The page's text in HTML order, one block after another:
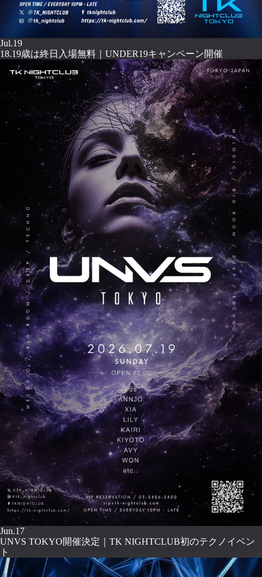
Jul.19
18.19歳は終日入場無料｜UNDER19キャンペーン開催
Jun.17
UNVS TOKYO開催決定｜TK NIGHTCLUB初のテクノイベン
ト